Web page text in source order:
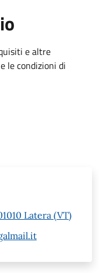
e altre
le condizioni di
Latera (VT)